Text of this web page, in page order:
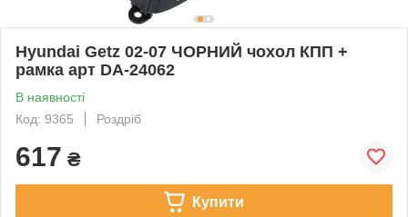
Hyundai Getz 02-07 ЧОРНИЙ чохол КПП +
рамка арт DA-24062
В наявності
Код: 9365
Роздріб
617 ₴
Купити